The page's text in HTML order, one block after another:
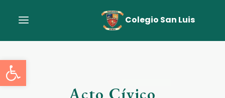
Abrir barra de
Colegio San Luis